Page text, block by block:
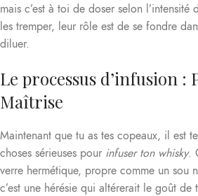
mais c’est à toi de doser selon
les tremper, leur rôle est de se fondre
diluer.
Le processus d’infusion :
Maîtrise
Maintenant que tu as tes copeaux, il est
choses sérieuses pour infuser ton whisky.
verre hermétique, propre comme un sou
c’est une hérésie qui altérerait le goût de